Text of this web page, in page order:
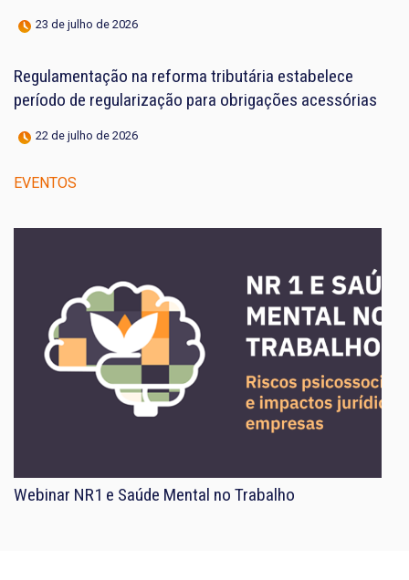
23 de julho de 2026
Regulamentação na reforma tributária estabelece
período de regularização para obrigações acessórias
22 de julho de 2026
EVENTOS
Webinar NR1 e Saúde Mental no Trabalho